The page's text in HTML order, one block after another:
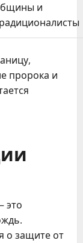
и
пророка и
это
о защите от